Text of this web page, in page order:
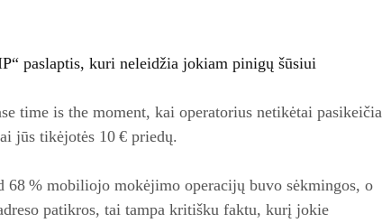
paslaptis, kuri neleidžia jokiam pinigų šūsiui
time is the moment, kai operatorius netikėtai pasikeičia
jūs tikėjotės 10 € priedų.
68 % mobiliojo mokėjimo operacijų buvo sėkmingos, o
patikros, tai tampa kritišku faktu, kurį jokie